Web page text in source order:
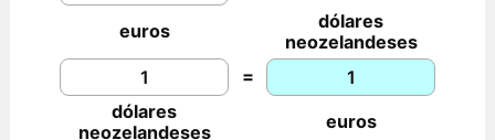
euros
dólares
neozelandeses
=
dólares
neozelandeses
euros